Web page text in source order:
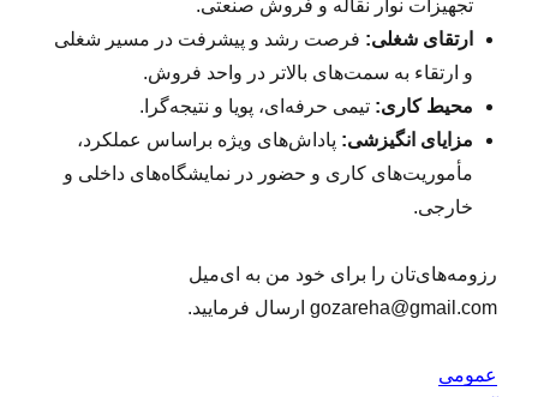
تجهیزات نوار نقاله و فروش صنعتی.
ارتقای شغلی: فرصت رشد و پیشرفت در مسیر شغلی
و ارتقاء به سمت‌های بالاتر در واحد فروش.
محیط کاری: تیمی حرفه‌ای، پویا و نتیجه‌گرا.
مزایای انگیزشی: پاداش‌های ویژه براساس عملکرد،
مأموریت‌های کاری و حضور در نمایشگاه‌های داخلی و
خارجی.
رزومه‌های‌تان را برای خود من به ای‌میل
gozareha@gmail.com ارسال فرمایید.
عمومی